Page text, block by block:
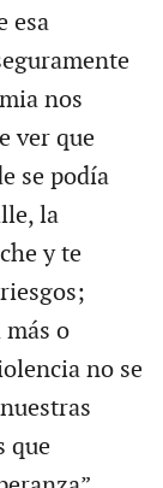
esa
nos
ver que
se podía
la
y te
o
no se
que